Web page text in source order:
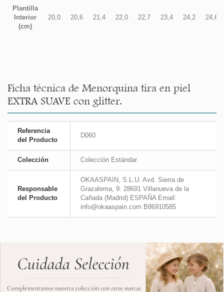
Plantilla
Interior
(cm)
20,0 20,6 21,4 22,0 22,7 23,4 24,2 24,6
Ficha técnica de Menorquina tira en piel
EXTRA SUAVE con glitter.
Referencia
del Producto
D060
Colección Colección Estándar
Responsable
del Producto
OKAASPAIN, S.L.U. Avd. Sierra de
Grazalema, 9. 28691 Villanueva de la
Cañada (Madrid) ESPAÑA Email:
info@okaaspain.com B86910585